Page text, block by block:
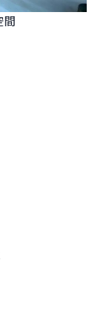
間